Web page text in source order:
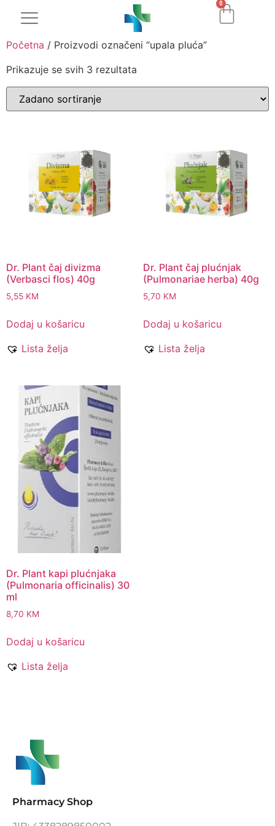
0
Početna / Proizvodi označeni “upala pluća”
Prikazuje se svih 3 rezultata
Dr. Plant čaj divizma
(Verbasci flos) 40g
5,55 KM
Dodaj u košaricu
Lista želja
Dr. Plant čaj plućnjak
(Pulmonariae herba) 40g
5,70 KM
Dodaj u košaricu
Lista želja
Dr. Plant kapi plućnjaka
(Pulmonaria officinalis) 30
ml
8,70 KM
Dodaj u košaricu
Lista želja
Pharmacy Shop